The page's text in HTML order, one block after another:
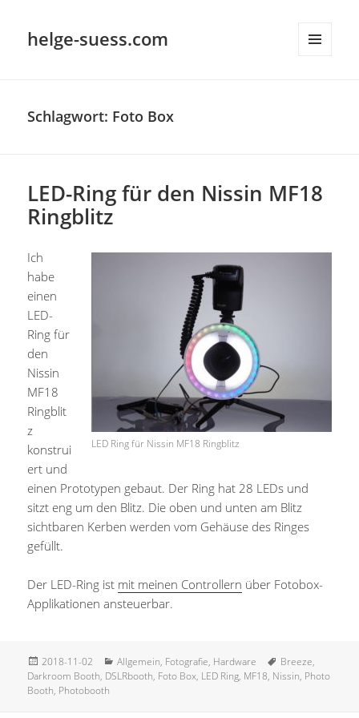
helge-suess.com
Schlagwort: Foto Box
LED-Ring für den Nissin MF18
Ringblitz
LED Ring für Nissin MF18 Ringblitz
Ich
habe
einen
LED-
Ring für
den
Nissin
MF18
Ringblit
z
konstrui
ert und
einen Prototypen gebaut. Der Ring hat 28 LEDs und
sitzt eng um den Blitz. Die oben und unten am Blitz
sichtbaren Kerben werden vom Gehäuse des Ringes
gefüllt.
Der LED-Ring ist mit meinen Controllern über Fotobox-
Applikationen ansteuerbar.
Veröffentlicht
am
2018-11-02 Kategorien
Allgemein, Fotografie, Hardware Schlagwörter
Breeze,
Darkroom Booth, DSLRbooth, Foto Box, LED Ring, MF18, Nissin, Photo
Booth, Photobooth